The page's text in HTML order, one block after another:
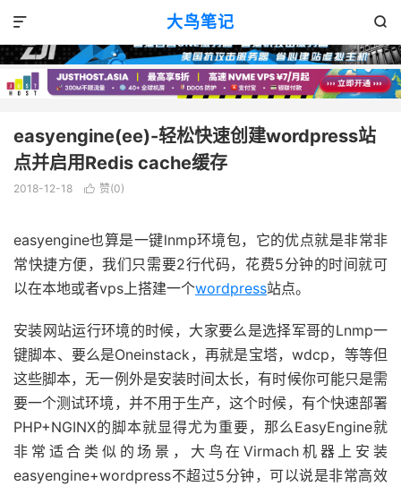
大鸟笔记 

VPS消息
easyengine(ee)-轻松快速创建wordpress站
点并启用Redis cache缓存
2018-12-18  赞(0)
easyengine也算是一键lnmp环境包，它的优点就是非常非
常快捷方便，我们只需要2行代码，花费5分钟的时间就可
以在本地或者vps上搭建一个wordpress站点。
安装网站运行环境的时候，大家要么是选择军哥的Lnmp一
键脚本、要么是Oneinstack，再就是宝塔，wdcp，等等但
这些脚本，无一例外是安装时间太长，有时候你可能只是需
要一个测试环境，并不用于生产，这个时候，有个快速部署
PHP+NGINX的脚本就显得尤为重要，那么EasyEngine就
非常适合类似的场景，大鸟在Virmach机器上安装
easyengine+wordpress不超过5分钟，可以说是非常高效